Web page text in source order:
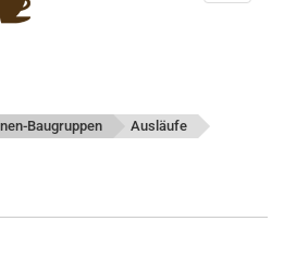
Baugruppen Ausläufe